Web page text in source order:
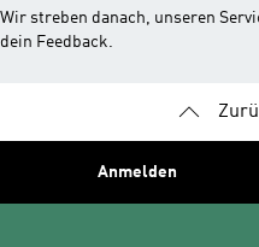
Wir streben danach, unseren
dein Feedback.
Anmelden